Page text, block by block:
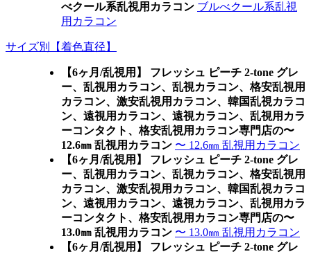
べクール系乱視用カラコン ブルべクール系乱視
用カラコン
サイズ別【着色直径】
【6ヶ月/乱視用】 フレッシュ ピーチ 2-tone グレ
ー、乱視用カラコン、乱視カラコン、格安乱視用
カラコン、激安乱視用カラコン、韓国乱視カラコ
ン、遠視用カラコン、遠視カラコン、乱視用カラ
ーコンタクト、格安乱視用カラコン専門店の〜
12.6㎜ 乱視用カラコン 〜 12.6㎜ 乱視用カラコン
【6ヶ月/乱視用】 フレッシュ ピーチ 2-tone グレ
ー、乱視用カラコン、乱視カラコン、格安乱視用
カラコン、激安乱視用カラコン、韓国乱視カラコ
ン、遠視用カラコン、遠視カラコン、乱視用カラ
ーコンタクト、格安乱視用カラコン専門店の〜
13.0㎜ 乱視用カラコン 〜 13.0㎜ 乱視用カラコン
【6ヶ月/乱視用】 フレッシュ ピーチ 2-tone グレ